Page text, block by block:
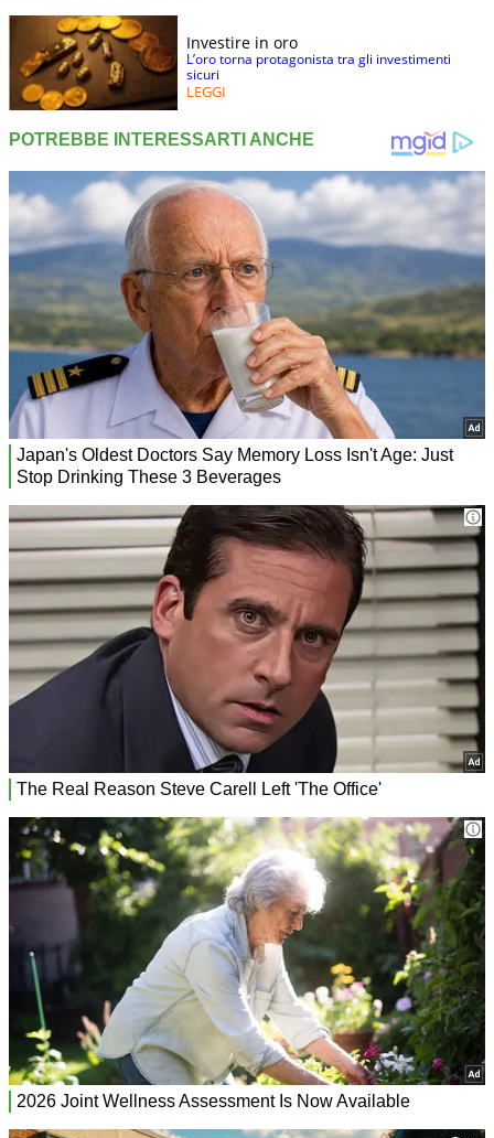
Investire in oro
L’oro torna protagonista tra gli investimenti
sicuri
LEGGI